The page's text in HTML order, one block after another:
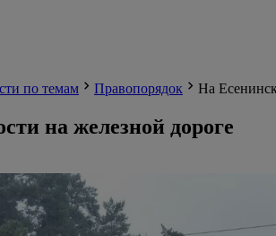
по темам Правопорядок На
на железной дороге